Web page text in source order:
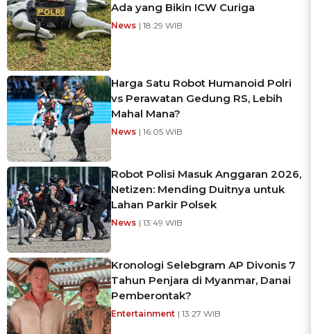
Ada yang Bikin ICW Curiga
News | 18:29 WIB
Harga Satu Robot Humanoid Polri
vs Perawatan Gedung RS, Lebih
Mahal Mana?
News | 16:05 WIB
Robot Polisi Masuk Anggaran 2026,
Netizen: Mending Duitnya untuk
Lahan Parkir Polsek
News | 13:49 WIB
Kronologi Selebgram AP Divonis 7
Tahun Penjara di Myanmar, Danai
Pemberontak?
Entertainment | 13:27 WIB